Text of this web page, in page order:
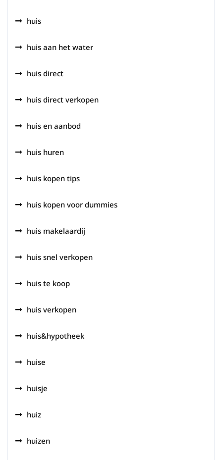
huis
huis aan het water
huis direct
huis direct verkopen
huis en aanbod
huis huren
huis kopen tips
huis kopen voor dummies
huis makelaardij
huis snel verkopen
huis te koop
huis verkopen
huis&hypotheek
huise
huisje
huiz
huizen